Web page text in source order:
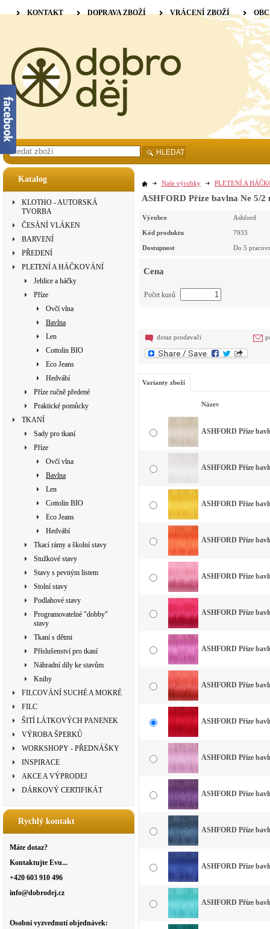
Katalog
KLOTHO - AUTORSKÁ
TVORBA
ČESÁNÍ VLÁKEN
BARVENÍ
PŘEDENÍ
PLETENÍ A HÁČKOVÁNÍ
Jehlice a háčky
Příze
Ovčí vlna
Bavlna
Len
Cottolin BIO
Eco Jeans
Hedvábí
Příze ručně předené
Praktické pomůcky
TKANÍ
Sady pro tkaní
Příze
Ovčí vlna
Bavlna
Len
Cottolin BIO
Eco Jeans
Hedvábí
Tkací rámy a školní stavy
Stužkové stavy
Stavy s pevným listem
Stolní stavy
Podlahové stavy
Programovatelné "dobby"
stavy
Tkaní s dětmi
Příslušenství pro tkaní
Náhradní díly ke stavům
Knihy
FILCOVÁNÍ SUCHÉ A MOKRÉ
FILC
ŠITÍ LÁTKOVÝCH PANENEK
VÝROBA ŠPERKŮ
WORKSHOPY - PŘEDNÁŠKY
INSPIRACE
AKCE A VÝPRODEJ
DÁRKOVÝ CERTIFIKÁT
Rychlý kontakt
Máte dotaz?
Kontaktujte Evu...
+420 603 910 496
info@dobrodej.cz
Osobní vyzvednutí objednávek:
Naše výrobky PLETENÍ A
ASHFORD Příze bavlna Ne 5/
Výrobce Ashford
Kód produktu 7933
Dostupnost Do 5
Cena
Počet kusů
dotaz prodavači
Varianty zboží
Název
ASHFORD Příze
ASHFORD Příze
ASHFORD Příze
ASHFORD Příze
ASHFORD Příze
ASHFORD Příze
ASHFORD Příze
ASHFORD Příze
ASHFORD Příze
ASHFORD Příze
ASHFORD Příze
ASHFORD Příze
ASHFORD Příze
ASHFORD Příze
KONTAKT DOPRAVA ZBOŽÍ VRÁCENÍ ZBOŽÍ
HLEDAT